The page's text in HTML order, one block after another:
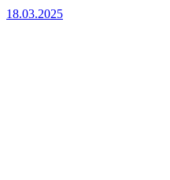
18.03.2025